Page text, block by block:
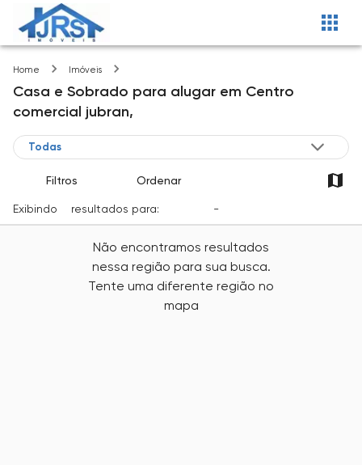
Home Imóveis
Casa e Sobrado para alugar em Centro
comercial jubran,
Filtros Ordenar
Exibindo resultados para: -
Não encontramos resultados
nessa região para sua busca.
Tente uma diferente região no
mapa